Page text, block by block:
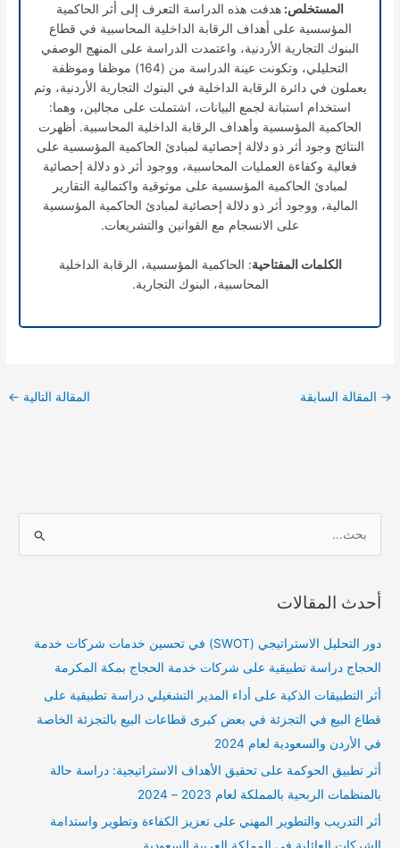
المستخلص: هدفت هذه الدراسة التعرف إلى أثر الحاكمية
المؤسسية على أهداف الرقابة الداخلية المحاسبية في قطاع
البنوك التجارية الأردنية، واعتمدت الدراسة على المنهج الوصفي
التحليلي، وتكونت عينة الدراسة من (164) موظفا وموظفة
يعملون في دائرة الرقابة الداخلية في البنوك التجارية الأردنية، وتم
استخدام استبانة لجمع البيانات، اشتملت على مجالين، وهما:
الحاكمية المؤسسية وأهداف الرقابة الداخلية المحاسبية. أظهرت
النتائج وجود أثر ذو دلالة إحصائية لمبادئ الحاكمية المؤسسية على
فعالية وكفاءة العمليات المحاسبية، ووجود أثر ذو دلالة إحصائية
لمبادئ الحاكمية المؤسسية على موثوقية واكتمالية التقارير
المالية، ووجود أثر ذو دلالة إحصائية لمبادئ الحاكمية المؤسسية
على الانسجام مع القوانين والتشريعات.
الكلمات المفتاحية: الحاكمية المؤسسية، الرقابة الداخلية
المحاسبية، البنوك التجارية.
→ المقالة السابقة المقالة التالية ←
ح
أحدث المقالات
دور التحليل الاستراتيجي (SWOT) في تحسين خدمات شركات خدمة
الحجاج دراسة تطبيقية على شركات خدمة الحجاج بمكة المكرمة
أثر التطبيقات الذكية على أداء المدير التشغيلي دراسة تطبيقية على
قطاع البيع في التجزئة في بعض كبرى قطاعات البيع بالتجزئة الخاصة
في الأردن والسعودية لعام 2024
أثر تطبيق الحوكمة على تحقيق الأهداف الاستراتيجية: دراسة حالة
بالمنظمات الربحية بالمملكة لعام 2023 – 2024
أثر التدريب والتطوير المهني على تعزيز الكفاءة وتطوير واستدامة